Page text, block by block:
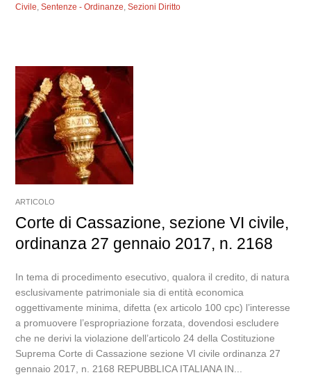
Civile ,Sentenze - Ordinanze ,Sezioni Diritto
ARTICOLO
Corte di Cassazione, sezione VI civile,
ordinanza 27 gennaio 2017, n. 2168
In tema di procedimento esecutivo, qualora il credito, di natura
esclusivamente patrimoniale sia di entità economica
oggettivamente minima, difetta (ex articolo 100 cpc) l’interesse
a promuovere l’espropriazione forzata, dovendosi escludere
che ne derivi la violazione dell’articolo 24 della Costituzione
Suprema Corte di Cassazione sezione VI civile ordinanza 27
gennaio 2017, n. 2168 REPUBBLICA ITALIANA IN...